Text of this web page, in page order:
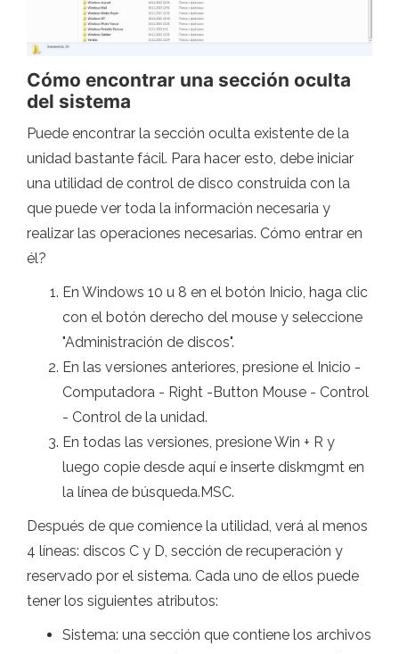
Cómo encontrar una sección oculta
del sistema
Puede encontrar la sección oculta existente de la
unidad bastante fácil. Para hacer esto, debe iniciar
una utilidad de control de disco construida con la
que puede ver toda la información necesaria y
realizar las operaciones necesarias. Cómo entrar en
él?
En Windows 10 u 8 en el botón Inicio, haga clic
con el botón derecho del mouse y seleccione
"Administración de discos".
En las versiones anteriores, presione el Inicio -
Computadora - Right -Button Mouse - Control
- Control de la unidad.
En todas las versiones, presione Win + R y
luego copie desde aquí e inserte diskmgmt en
la línea de búsqueda.MSC.
Después de que comience la utilidad, verá al menos
4 líneas: discos C y D, sección de recuperación y
reservado por el sistema. Cada uno de ellos puede
tener los siguientes atributos:
Sistema: una sección que contiene los archivos